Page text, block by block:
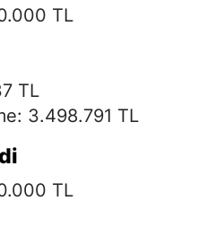
TL
TL
3.498.791 TL
TL